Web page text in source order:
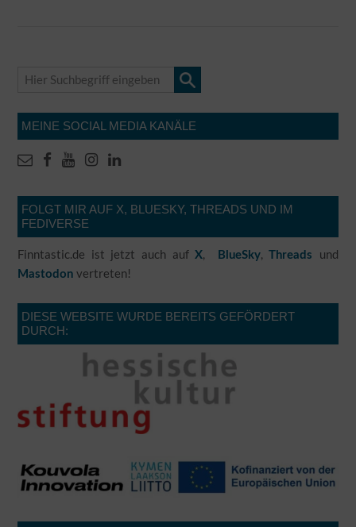
MEINE SOCIAL MEDIA KANÄLE
FOLGT MIR AUF X, BLUESKY, THREADS UND IM
FEDIVERSE
Finntastic.de ist jetzt auch aufX, BlueSky,Threads und
Mastodon vertreten!
DIESE WEBSITE WURDE BEREITS GEFÖRDERT
DURCH: